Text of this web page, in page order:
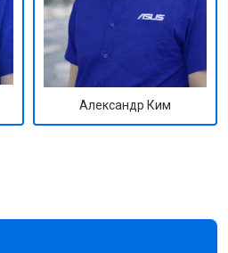
Александр Ким